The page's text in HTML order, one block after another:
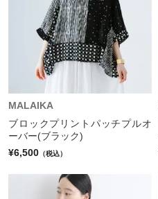
MALAIKA
ブロックプリントパッチプルオ
ーバー(ブラック)
¥6,500 （税込）